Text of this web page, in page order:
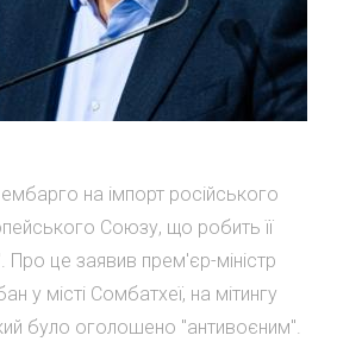
на імпорт російського
Союзу, що робить її
це заявив прем'єр-міністр
у місті Сомбатхеї, на мітингу
було оголошено "антивоєним".